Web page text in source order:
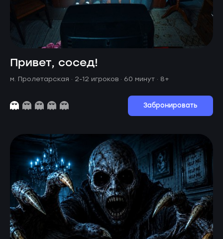
Привет, сосед!
м. Пролетарская · 2-12 игроков · 60 минут · 8+
Забронировать